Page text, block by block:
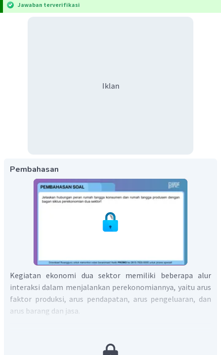
Jawaban terverifikasi
Iklan
Pembahasan
Kegiatan ekonomi dua sektor memiliki beberapa alur
interaksi dalam menjalankan perekonomiannya, yaitu arus
faktor produksi, arus pendapatan, arus pengeluaran, dan
arus barang dan jasa.
Rumah tangga menjual faktor produksi berupa lahan,